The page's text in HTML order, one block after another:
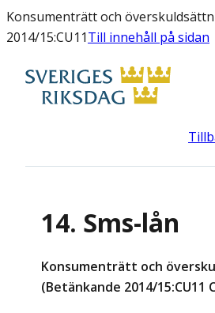
Konsumenträtt och
2014/15:CU11Till innehåll på sidan
14. Sms-lån
Konsumenträtt och
(Betänkande 2014/